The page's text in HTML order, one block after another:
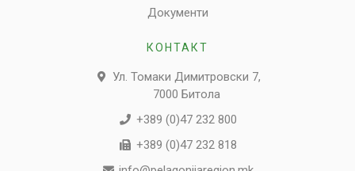
Документи
КОНТАКТ
Ул. Томаки Димитровски 7,
7000 Битола
+389 (0)47 232 800
+389 (0)47 232 818